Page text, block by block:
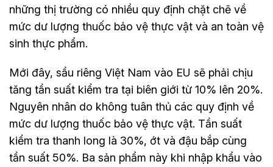
những thị trường có nhiều quy định chặt chẽ về
mức dư lượng thuốc bảo vệ thực vật và an toàn vệ
sinh thực phẩm.
Mới đây, sầu riêng Việt Nam vào EU sẽ phải chịu
tăng tần suất kiểm tra tại biên giới từ 10% lên 20%.
Nguyên nhân do không tuân thủ các quy định về
mức dư lượng thuốc bảo vệ thực vật. Tần suất
kiểm tra thanh long là 30%, ớt và đậu bắp cùng
tần suất 50%. Ba sản phẩm này khi nhập khẩu vào